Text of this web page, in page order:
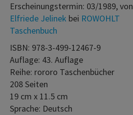
Erscheinungstermin: 03/1989, von
Elfriede Jelinek bei ROWOHLT
Taschenbuch
ISBN: 978-3-499-12467-9
Auflage: 43. Auflage
Reihe: rororo Taschenbücher
208 Seiten
19 cm x 11.5 cm
Sprache: Deutsch